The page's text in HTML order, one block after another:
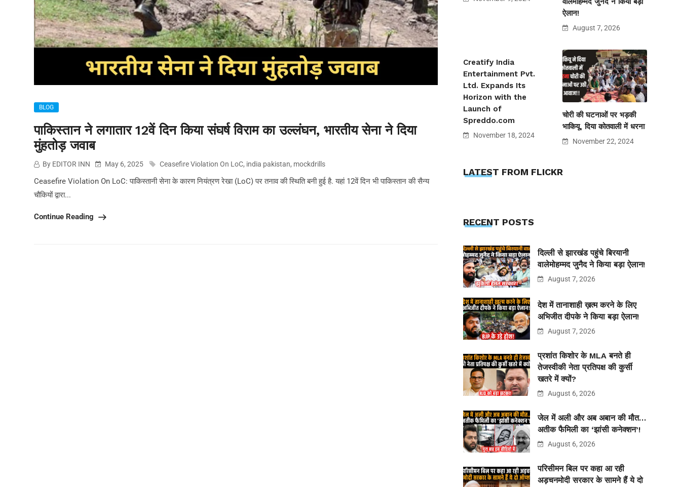
BLOG
पाकिस्तान ने लगातार 12वें दिन किया संघर्ष विराम का उल्लंघन, भारतीय सेना ने दिया
मुंहतोड़ जवाब
By EDITOR INN May 6, 2025 Ceasefire Violation On LoC, india pakistan, mockdrills
Ceasefire Violation On LoC: पाकिस्तानी सेना के कारण नियंत्रण रेखा (LoC) पर तनाव की स्थिति बनी हुई है. यहां 12वें दिन भी पाकिस्तान की सैन्य
चौकियों द्वारा...
Continue Reading
ऐलान!
August 7, 2026
Creatify India
Entertainment Pvt.
Ltd. Expands Its
Horizon with the
Launch of
Spreddo.com
November 18, 2024
चोरी की घटनाओं पर भड़की
भाकियू, दिया कोतवाली में धरना
November 22, 2024
LATEST FROM FLICKR
RECENT POSTS
दिल्ली से झारखंड पहुंचे बिरयानी
वालेमोहम्मद जुनैद ने किया बड़ा ऐलान!
August 7, 2026
देश में तानाशाही ख़त्म करने के लिए
अभिजीत दीपके ने किया बड़ा ऐलान!
August 7, 2026
प्रशांत किशोर के MLA बनते ही
तेजस्वीकी नेता प्रतिपक्ष की कुर्सी
खतरे में क्यों?
August 6, 2026
जेल में अली और अब अबान की मौत…
अतीक फैमिली का ‘झांसी कनेक्शन’!
August 6, 2026
परिसीमन बिल पर कहा आ रही
अड़चनमोदी सरकार के सामने हैं ये दो